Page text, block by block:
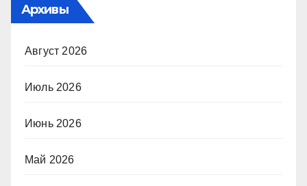
Архивы
Август 2026
Июль 2026
Июнь 2026
Май 2026